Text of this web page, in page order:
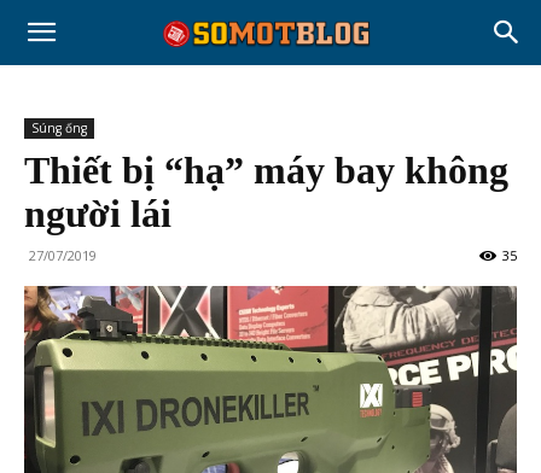
Súng ống
Thiết bị “hạ” máy bay không
người lái
27/07/2019 35